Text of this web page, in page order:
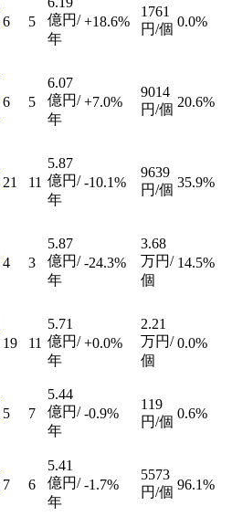
6 5
億円/
年
+18.6%
1761
円/個 0.0%
6 5
6.07
億円/
年
+7.0%
9014
円/個 20.6%
21 11
5.87
億円/
年
-10.1%
9639
円/個 35.9%
4 3
5.87
億円/
年
-24.3%
3.68
万円/
個
14.5%
19 11
5.71
億円/
年
+0.0%
2.21
万円/
個
0.0%
5 7
5.44
億円/
年
-0.9%
119
円/個
0.6%
7 6
5.41
億円/
年
-1.7%
5573
円/個 96.1%